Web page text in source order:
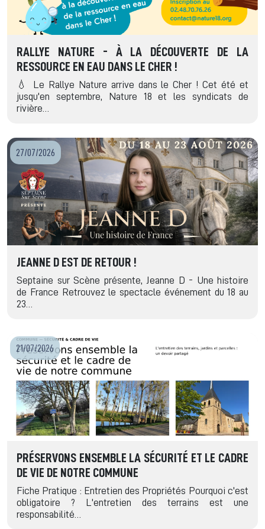
RALLYE NATURE - À LA DÉCOUVERTE DE LA
RESSOURCE EN EAU DANS LE CHER !
💧 Le Rallye Nature arrive dans le Cher ! Cet été et
jusqu'en septembre, Nature 18 et les syndicats de
rivière…
27/07/2026
JEANNE D EST DE RETOUR !
Septaine sur Scène présente, Jeanne D - Une histoire
de France Retrouvez le spectacle événement du 18 au
23…
21/07/2026
PRÉSERVONS ENSEMBLE LA SÉCURITÉ ET LE CADRE
DE VIE DE NOTRE COMMUNE
Fiche Pratique : Entretien des Propriétés Pourquoi c'est
obligatoire ? L'entretien des terrains est une
responsabilité…